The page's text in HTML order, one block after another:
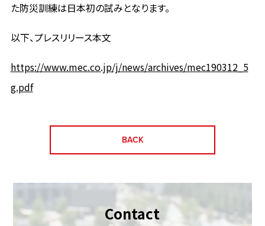
た防災訓練は日本初の試みとなります。
以下、プレスリリース本文
https://www.mec.co.jp/j/news/archives/mec190312_5
g.pdf
BACK
Contact